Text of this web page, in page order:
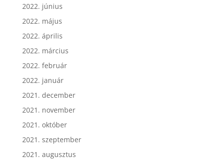
2022. június
2022. május
2022. április
2022. március
2022. február
2022. január
2021. december
2021. november
2021. október
2021. szeptember
2021. augusztus